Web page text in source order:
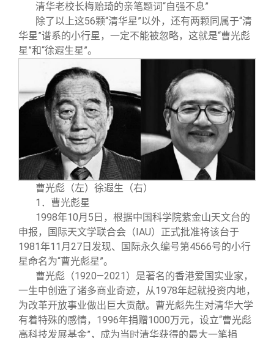
清华老校长梅贻琦的亲笔题词“自强不息”
除了以上这56颗“清华星”以外，还有两颗同属于“清
华星”谱系的小行星，一定不能被忽略，这就是“曹光彪
星”和“徐遐生星”。
曹光彪（左）徐遐生（右）
1．曹光彪星
1998年10月5日，根据中国科学院紫金山天文台的
申报，国际天文学联合会（IAU）正式批准将该台于
1981年11月27日发现、国际永久编号第4566号的小行
星命名为“曹光彪星”。
曹光彪（1920—2021）是著名的香港爱国实业家，
一生中创造了诸多商业奇迹，从1978年起就投资内地，
为改革开放事业做出巨大贡献。曹光彪先生对清华大学
有着特殊的感情，1996年捐赠1000万元，设立“曹光彪
高科技发展基金”，成为当时清华获得的最大一笔捐